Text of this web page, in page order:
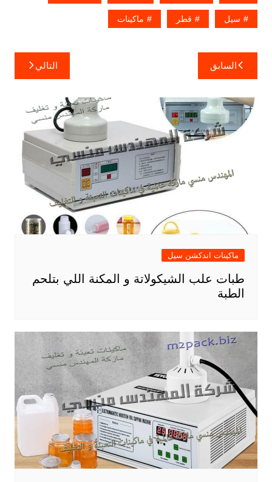
سيل قطر ماكينات
تصفّح
المقالات
السابق التالي
ماكينات اندكشن سيل
طبات علب الشيكولاتة و المكنة اللي بتلحم
الطبة